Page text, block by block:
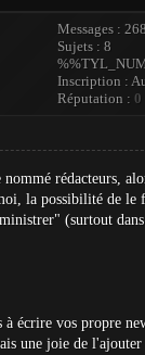
Messages : 268
Sujets : 8
Inscription :
Réputation : 0
rédacteurs,
la possibilité de le
(surtout
écrire vos propre
une joie de